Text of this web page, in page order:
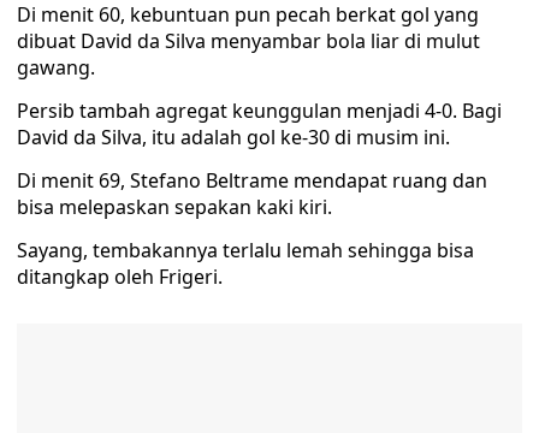
Di menit 60, kebuntuan pun pecah berkat gol yang
dibuat David da Silva menyambar bola liar di mulut
gawang.
Persib tambah agregat keunggulan menjadi 4-0. Bagi
David da Silva, itu adalah gol ke-30 di musim ini.
Di menit 69, Stefano Beltrame mendapat ruang dan
bisa melepaskan sepakan kaki kiri.
Sayang, tembakannya terlalu lemah sehingga bisa
ditangkap oleh Frigeri.